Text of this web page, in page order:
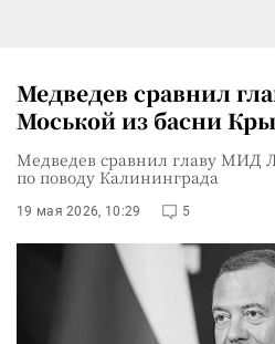
Медведев сравнил
Моськой из басни
Медведев сравнил главу МИД
по поводу Калининграда
19 мая 2026, 10:29 5